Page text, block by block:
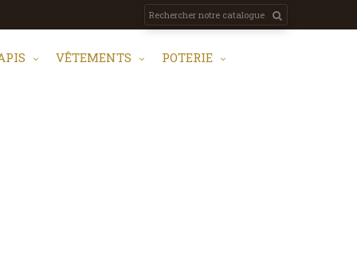
VÊTEMENTS POTERIE